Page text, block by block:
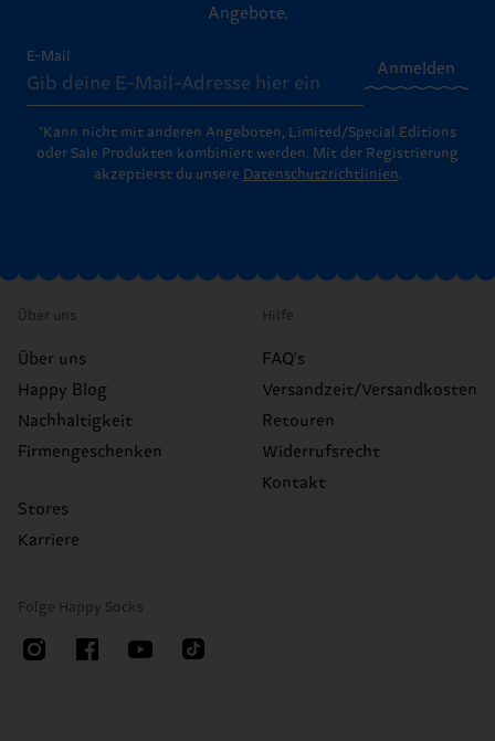
Angebote.
E-Mail
Anmelden
*Kann nicht mit anderen Angeboten, Limited/Special Editions
oder Sale Produkten kombiniert werden. Mit der Registrierung
akzeptierst du unsere Datenschutzrichtlinien.
Über uns
Über uns
Happy Blog
Nachhaltigkeit
Firmengeschenken
Stores
Karriere
Hilfe
FAQ's
Versandzeit/Versandkosten
Retouren
Widerrufsrecht
Kontakt
Folge Happy Socks